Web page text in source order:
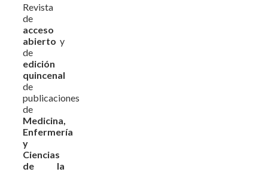
Revista
de
acceso
abierto y
de
edición
quincenal
de
publicaciones
de
Medicina,
Enfermería
y
Ciencias
de la